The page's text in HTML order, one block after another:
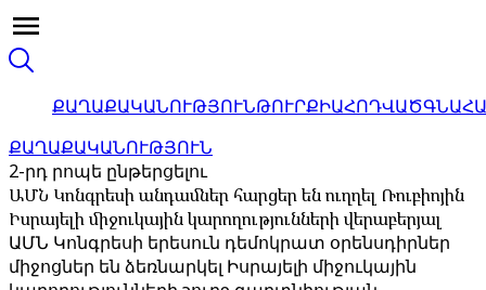
ՔԱՂԱՔԱԿԱՆՈՒԹՅՈՒՆԹՈՒՐՔԻԱՀՈԴՎԱԾ
ՔԱՂԱՔԱԿԱՆՈՒԹՅՈՒՆ
2-րդ րոպե ընթերցելու
ԱՄՆ Կոնգրեսի անդամներ հարցեր են ուղղել Ռուբիոյին
Իսրայելի միջուկային կարողությունների վերաբերյալ
ԱՄՆ Կոնգրեսի երեսուն դեմոկրատ օրենսդիրներ
միջոցներ են ձեռնարկել Իսրայելի միջուկային